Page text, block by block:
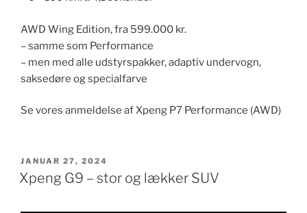
AWD Wing Edition, fra 599.000 kr.
– samme som Performance
– men med alle udstyrspakker, adaptiv undervogn,
saksedøre og specialfarve
Se vores anmeldelse af Xpeng P7 Performance (AWD)
UDGIVET
DEN
JANUAR 27, 2024
Xpeng G9 – stor og lækker SUV